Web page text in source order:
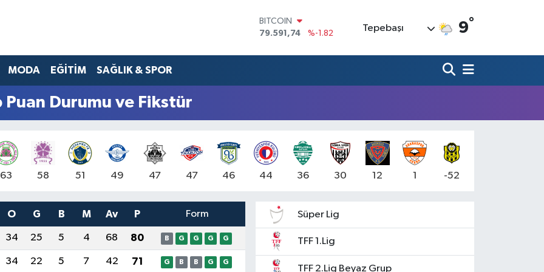
BITCOIN
79.591,74
%-1.82
45,43620
%0.02
G.ALTIN
BİST100
14.598,00
%0
Tepebaşı 9°
MODA EĞİTİM SAĞLIK & SPOR
Puan Durumu ve Fikstür
63 58 51 49 47 47 46 44 36 30 12 1 -52
O G B M Av P Form
34 25 5 4 68 80 B G G G G
34 22 5 7 42 71 G B B G G
Süper Lig
TFF 1.Lig
TFF 2.Lig Beyaz Grup